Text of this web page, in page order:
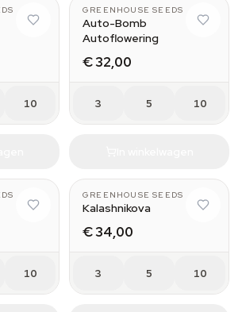
10
GREENHOUSE SEEDS
Auto-Bomb
Autoflowering
€ 32,00
3 5 10
10
GREENHOUSE SEEDS
Kalashnikova
€ 34,00
3 5 10